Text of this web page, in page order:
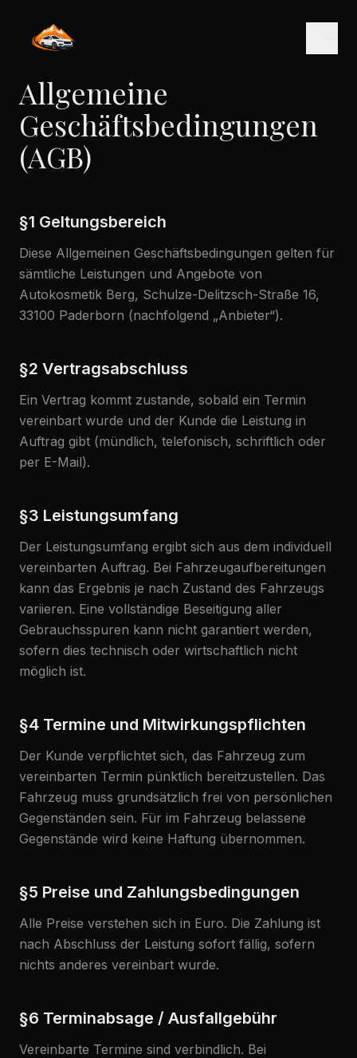
Leistungen
Über uns
Galerie
Fragen
Beratung anfragen
Mistelweg 56 · 33100 Paderborn
Allgemeine
Geschäftsbedingungen
(AGB)
§1 Geltungsbereich
Diese Allgemeinen Geschäftsbedingungen gelten für
sämtliche Leistungen und Angebote von
Autokosmetik Berg, Schulze-Delitzsch-Straße 16,
33100 Paderborn (nachfolgend „Anbieter“).
§2 Vertragsabschluss
Ein Vertrag kommt zustande, sobald ein Termin
vereinbart wurde und der Kunde die Leistung in
Auftrag gibt (mündlich, telefonisch, schriftlich oder
per E-Mail).
§3 Leistungsumfang
Der Leistungsumfang ergibt sich aus dem individuell
vereinbarten Auftrag. Bei Fahrzeugaufbereitungen
kann das Ergebnis je nach Zustand des Fahrzeugs
variieren. Eine vollständige Beseitigung aller
Gebrauchsspuren kann nicht garantiert werden,
sofern dies technisch oder wirtschaftlich nicht
möglich ist.
§4 Termine und Mitwirkungspflichten
Der Kunde verpflichtet sich, das Fahrzeug zum
vereinbarten Termin pünktlich bereitzustellen. Das
Fahrzeug muss grundsätzlich frei von persönlichen
Gegenständen sein. Für im Fahrzeug belassene
Gegenstände wird keine Haftung übernommen.
§5 Preise und Zahlungsbedingungen
Alle Preise verstehen sich in Euro. Die Zahlung ist
nach Abschluss der Leistung sofort fällig, sofern
nichts anderes vereinbart wurde.
§6 Terminabsage / Ausfallgebühr
Vereinbarte Termine sind verbindlich. Bei